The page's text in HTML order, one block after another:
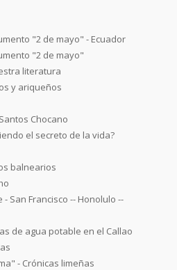
"2 de mayo" - Ecuador
"2 de mayo"
literatura
y ariqueños
Chocano
el secreto de la vida?
balnearios
San Francisco -- Honolulo --
de agua potable en el Callao
- Crónicas limeñas